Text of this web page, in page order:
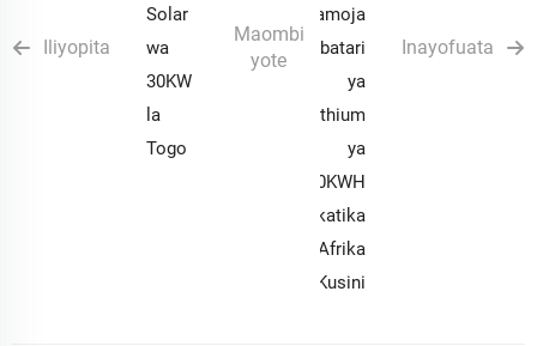
Iliyopita
Solar
wa
30KW
la
Togo
Maombi
yote
Inayofuata
pamoja
na batari
ya
lithium
ya
300KWH
katika
Afrika
Kusini